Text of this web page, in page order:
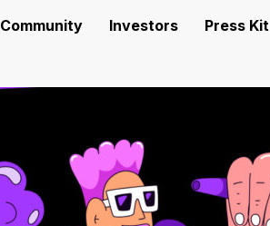
Community Investors
Press Kit